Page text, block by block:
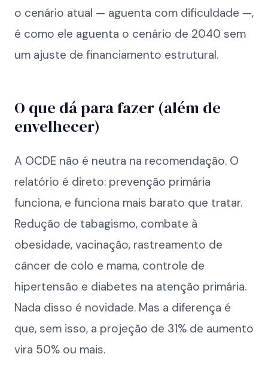
o cenário atual — aguenta com dificuldade —,
é como ele aguenta o cenário de 2040 sem
um ajuste de financiamento estrutural.
O que dá para fazer (além de
envelhecer)
A OCDE não é neutra na recomendação. O
relatório é direto: prevenção primária
funciona, e funciona mais barato que tratar.
Redução de tabagismo, combate à
obesidade, vacinação, rastreamento de
câncer de colo e mama, controle de
hipertensão e diabetes na atenção primária.
Nada disso é novidade. Mas a diferença é
que, sem isso, a projeção de 31% de aumento
vira 50% ou mais.